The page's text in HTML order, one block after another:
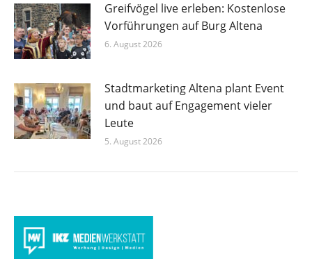
Greifvögel live erleben: Kostenlose
Vorführungen auf Burg Altena
6. August 2026
Stadtmarketing Altena plant Event
und baut auf Engagement vieler
Leute
5. August 2026